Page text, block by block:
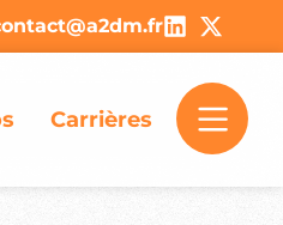
Carrières